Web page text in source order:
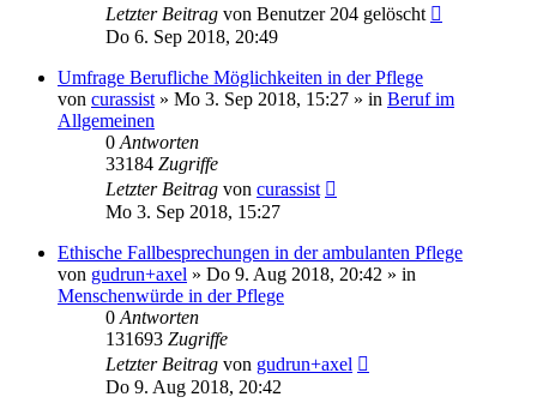
Letzter Beitrag von Benutzer 204 gelöscht
Do 6. Sep 2018, 20:49
Umfrage Berufliche Möglichkeiten in der Pflege
von curassist » Mo 3. Sep 2018, 15:27 » in Beruf im
Allgemeinen
0 Antworten
33184 Zugriffe
Letzter Beitrag von curassist
Mo 3. Sep 2018, 15:27
Ethische Fallbesprechungen in der ambulanten Pflege
von gudrun+axel » Do 9. Aug 2018, 20:42 » in
Menschenwürde in der Pflege
0 Antworten
131693 Zugriffe
Letzter Beitrag von gudrun+axel
Do 9. Aug 2018, 20:42